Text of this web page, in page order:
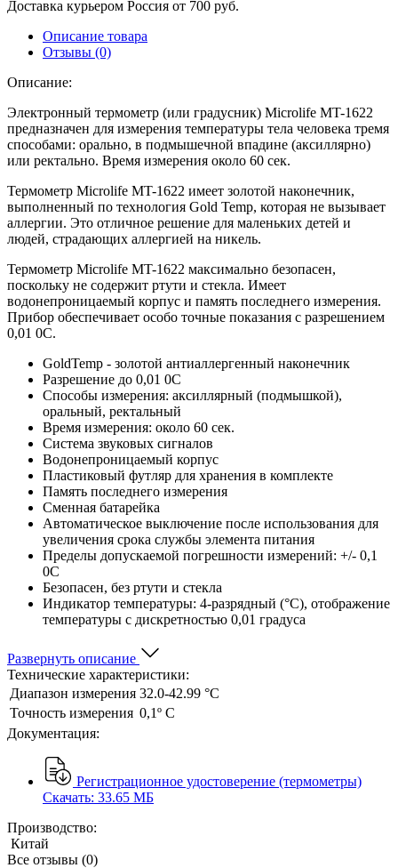
Доставка курьером Россия от 700 руб.
Описание товара
Отзывы (0)
Описание:
Электронный термометр (или градусник) Microlife MT-1622
предназначен для измерения температуры тела человека тремя
способами: орально, в подмышечной впадине (аксиллярно)
или ректально. Время измерения около 60 сек.
Термометр Microlife MT-1622 имеет золотой наконечник,
выполненный по технология Gold Temp, которая не вызывает
аллергии. Это отличное решение для маленьких детей и
людей, страдающих аллергией на никель.
Термометр Microlife MT-1622 максимально безопасен,
поскольку не содержит ртути и стекла. Имеет
водонепроницаемый корпус и память последнего измерения.
Прибор обеспечивает особо точные показания с разрешением
0,01 0C.
GoldTemp - золотой антиаллергенный наконечник
Разрешение до 0,01 0C
Способы измерения: аксиллярный (подмышкой),
оральный, ректальный
Время измерения: около 60 сек.
Система звуковых сигналов
Водонепроницаемый корпус
Пластиковый футляр для хранения в комплекте
Память последнего измерения
Сменная батарейка
Автоматическое выключение после использования для
увеличения срока службы элемента питания
Пределы допускаемой погрешности измерений: +/- 0,1
0С
Безопасен, без ртути и стекла
Индикатор температуры: 4-разрядный (°C), отображение
температуры с дискретностью 0,01 градуса
Развернуть описание
Технические характеристики:
Диапазон измерения 32.0-42.99 °C
Точность измерения 0,1º C
Документация:
Регистрационное удостоверение (термометры)
Скачать: 33.65 МБ
Производство:
Китай
Все отзывы (0)